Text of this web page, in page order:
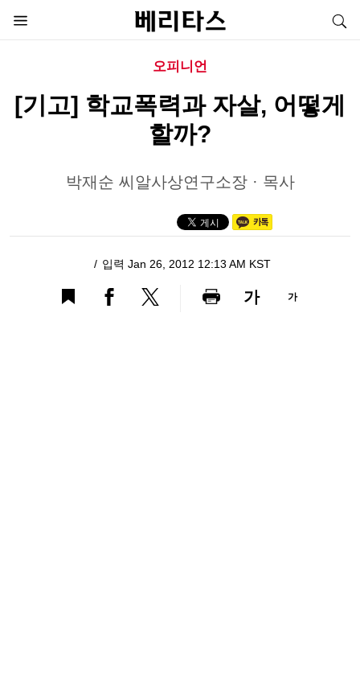
오피니언
[기고] 학교폭력과 자살, 어떻게
할까?
박재순 씨알사상연구소장 · 목사
입력 Jan 26, 2012 12:13 AM KST
가 가